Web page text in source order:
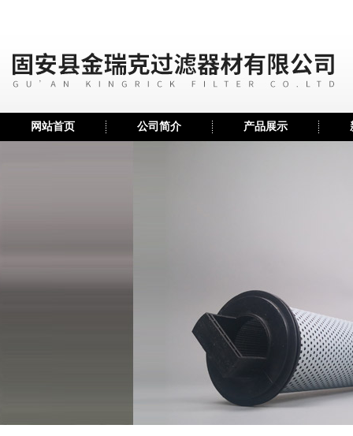
网站首页 公司简介 产品展示